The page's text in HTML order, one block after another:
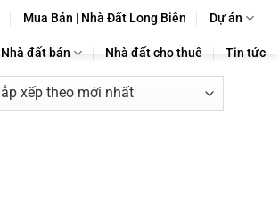
Mua Bán | Nhà Đất Long Biên Dự án
Nhà đất bán Nhà đất cho thuê Tin tức